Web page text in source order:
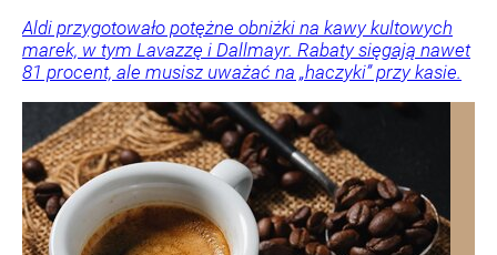
Aldi przygotowało potężne obniżki na kawy kultowych
marek, w tym Lavazzę i Dallmayr. Rabaty sięgają nawet
81 procent, ale musisz uważać na „haczyki” przy kasie.